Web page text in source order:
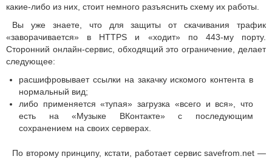
какие-либо из них, стоит немного разъяснить схему их работы.
Вы уже знаете, что для защиты от скачивания трафик
«заворачивается» в HTTPS и «ходит» по 443-му порту.
Сторонний онлайн-сервис, обходящий это ограничение, делает
следующее:
расшифровывает ссылки на закачку искомого контента в
нормальный вид;
либо применяется «тупая» загрузка «всего и вся», что
есть на «Музыке ВКонтакте» с последующим
сохранением на своих серверах.
По второму принципу, кстати, работает сервис savefrom.net —